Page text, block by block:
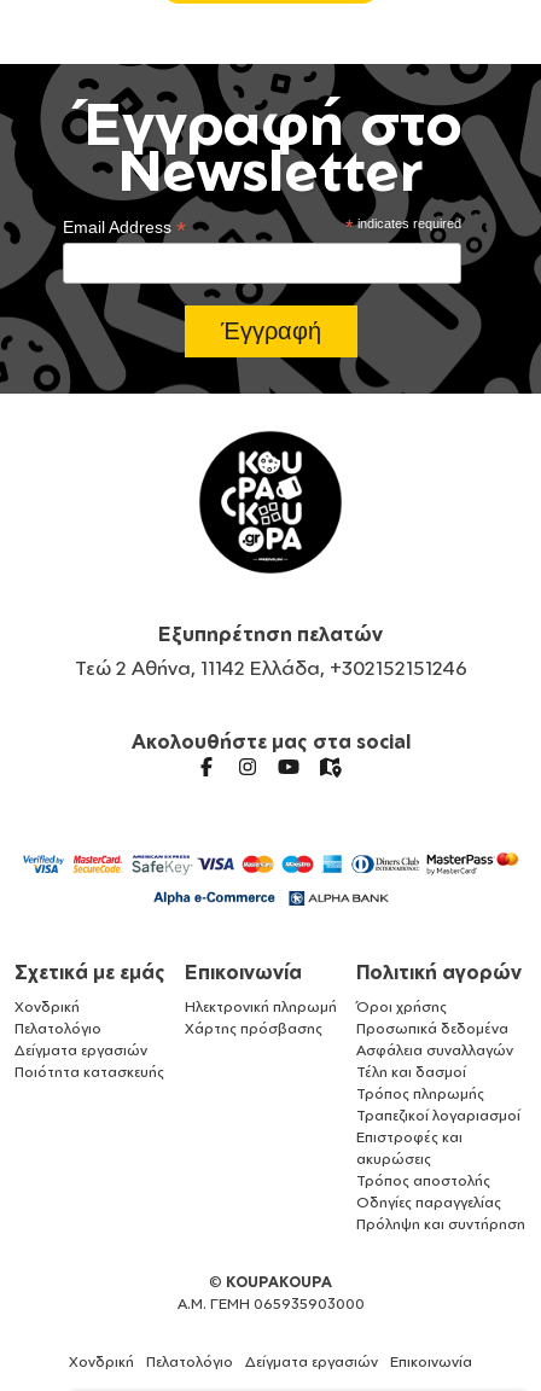
Έγγραφή στο
Newsletter
*indicates required
Email Address*
Εξυπηρέτηση πελατών
Τεώ 2 Αθήνα, 11142 Ελλάδα, +302152151246
Ακολουθήστε μας στα social
Σχετικά με εμάς
Χονδρική
Πελατολόγιο
Δείγματα εργασιών
Ποιότητα κατασκευής
Επικοινωνία
Ηλεκτρονική πληρωμή
Χάρτης πρόσβασης
Πολιτική αγορών
Όροι χρήσης
Προσωπικά δεδομένα
Ασφάλεια συναλλαγών
Τέλη και δασμοί
Τρόπος πληρωμής
Τραπεζικοί λογαριασμοί
Επιστροφές και
ακυρώσεις
Τρόπος αποστολής
Οδηγίες παραγγελίας
Πρόληψη και συντήρηση
© KOUPAKOUPA
Α.Μ. ΓΕΜΗ 065935903000
Χονδρική Πελατολόγιο Δείγματα εργασιών Επικοινωνία